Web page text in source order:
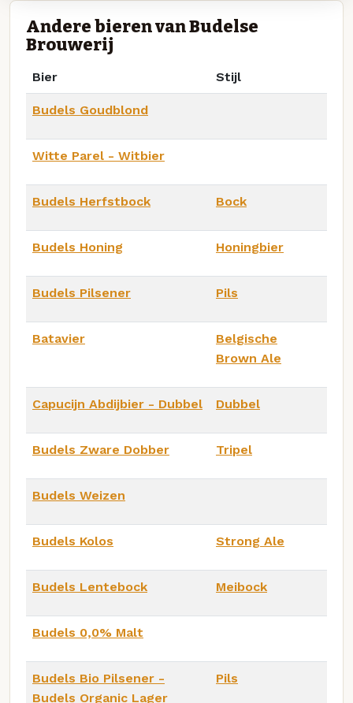
Andere bieren van Budelse
Brouwerij
Bier Stijl
Budels Goudblond
Witte Parel - Witbier
Budels Herfstbock Bock
Budels Honing Honingbier
Budels Pilsener Pils
Batavier
Belgische
Brown Ale
Capucijn Abdijbier - Dubbel Dubbel
Budels Zware Dobber Tripel
Budels Weizen
Budels Kolos Strong Ale
Budels Lentebock Meibock
Budels 0,0% Malt
Budels Bio Pilsener -
Budels Organic Lager
Pils